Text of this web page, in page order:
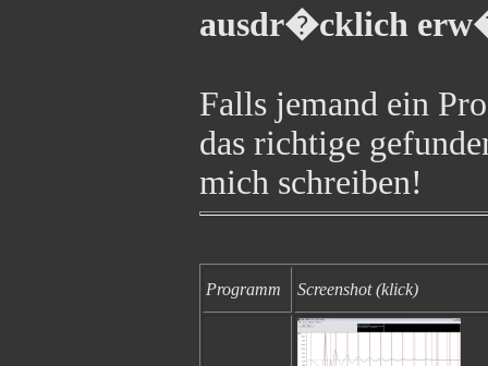
ausdr�cklich
Falls jemand ein
das richtige
mich schreiben!
Programm Screenshot (klick)